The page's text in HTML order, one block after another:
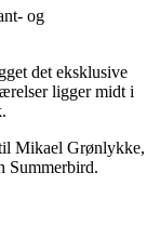
og
det eksklusive
ligger midt i
Mikael Grønlykke,
Summerbird.